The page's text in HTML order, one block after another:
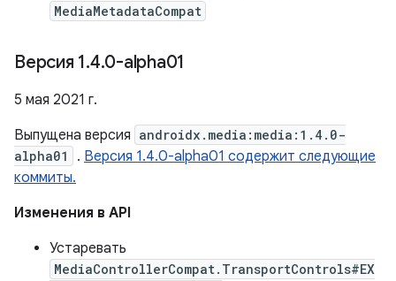
MediaMetadataCompat
Версия 1.4.0-alpha01
5 мая 2021 г.
Выпущена версия androidx.media:media:1.4.0-
alpha01
. Версия 1.4.0-alpha01 содержит следующие
коммиты.
Изменения в API
Устаревать
MediaControllerCompat.TransportControls#EX